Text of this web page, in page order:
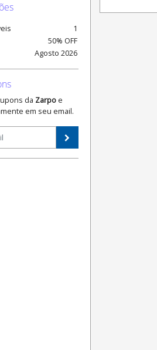
1
50% OFF
Agosto 2026
da Zarpo e
em seu email.